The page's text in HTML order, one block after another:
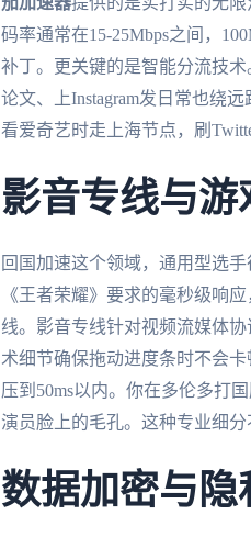
码率通常在15-25Mbps之间，
补丁。更关键的是智能分流技
论文、上Instagram发日常也绕
看爱奇艺时走上海节点，刷
影音专线与
回国加速这个领域，通用型选
《王者荣耀》要求的毫秒级响
线。影音专线针对视频流媒体
术细节确保拖动进度条时不会
压到50ms以内。你在多伦多打
演员脸上的毛孔。这种专业细
数据加密与